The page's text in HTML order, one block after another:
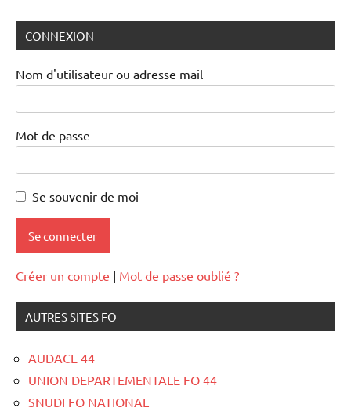
CONNEXION
Nom d'utilisateur ou adresse mail
Mot de passe
Se souvenir de moi
Créer un compte | Mot de passe oublié ?
AUTRES SITES FO
AUDACE 44
UNION DEPARTEMENTALE FO 44
SNUDI FO NATIONAL